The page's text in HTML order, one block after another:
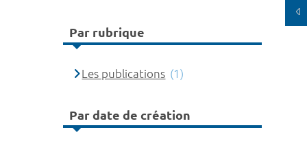
Par rubrique
Les publications (1)
Par date de création